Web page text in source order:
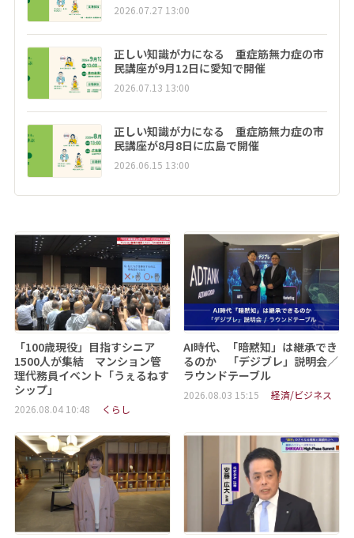
2026.07.27 13:00
正しい知識が力になる 重症筋無力症の市
民講座が9月12日に愛知で開催
2026.07.13 13:00
正しい知識が力になる 重症筋無力症の市
民講座が8月8日に広島で開催
2026.06.15 13:00
「100歳現役」目指すシニア
1500人が集結 マンション管
理代務員イベント「うぇるねす
シップ」
2026.08.04 10:48 くらし
AI時代、「暗黙知」は継承でき
るのか 「デジブレ」説明会／
ラウンドテーブル
2026.08.03 15:15 経済/ビジネス